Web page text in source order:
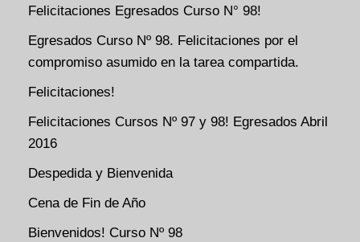
Felicitaciones Egresados Curso N° 98!
Egresados Curso Nº 98. Felicitaciones por el
compromiso asumido en la tarea compartida.
Felicitaciones!
Felicitaciones Cursos Nº 97 y 98! Egresados Abril
2016
Despedida y Bienvenida
Cena de Fin de Año
Bienvenidos! Curso Nº 98